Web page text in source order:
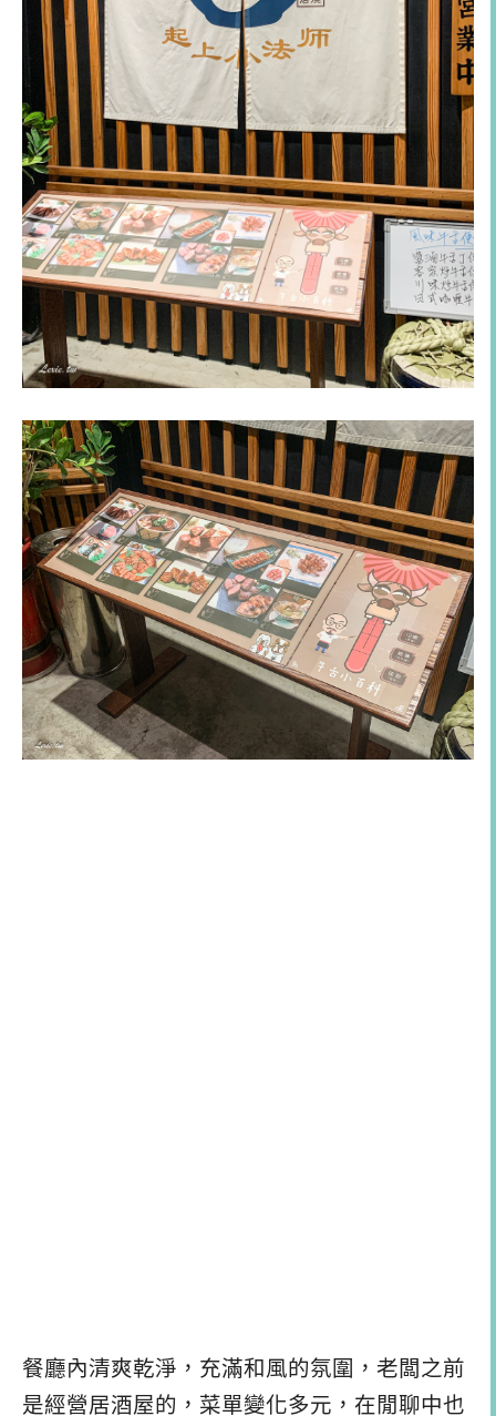
餐廳內清爽乾淨，充滿和風的氛圍，老闆之前
是經營居酒屋的，菜單變化多元，在閒聊中也